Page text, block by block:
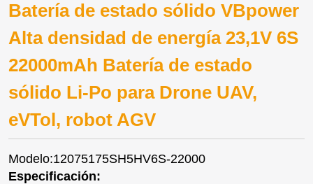
Batería de estado sólido VBpower
Alta densidad de energía 23,1V 6S
22000mAh Batería de estado
sólido Li-Po para Drone UAV,
eVTol, robot AGV
Modelo:12075175SH5HV6S-22000
Especificación: